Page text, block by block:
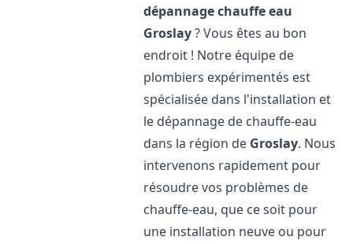
dépannage chauffe eau
Groslay? Vous êtes au bon
endroit ! Notre équipe de
plombiers expérimentés est
spécialisée dans l'installation et
le dépannage de chauffe-eau
dans la région de Groslay. Nous
intervenons rapidement pour
résoudre vos problèmes de
chauffe-eau, que ce soit pour
une installation neuve ou pour